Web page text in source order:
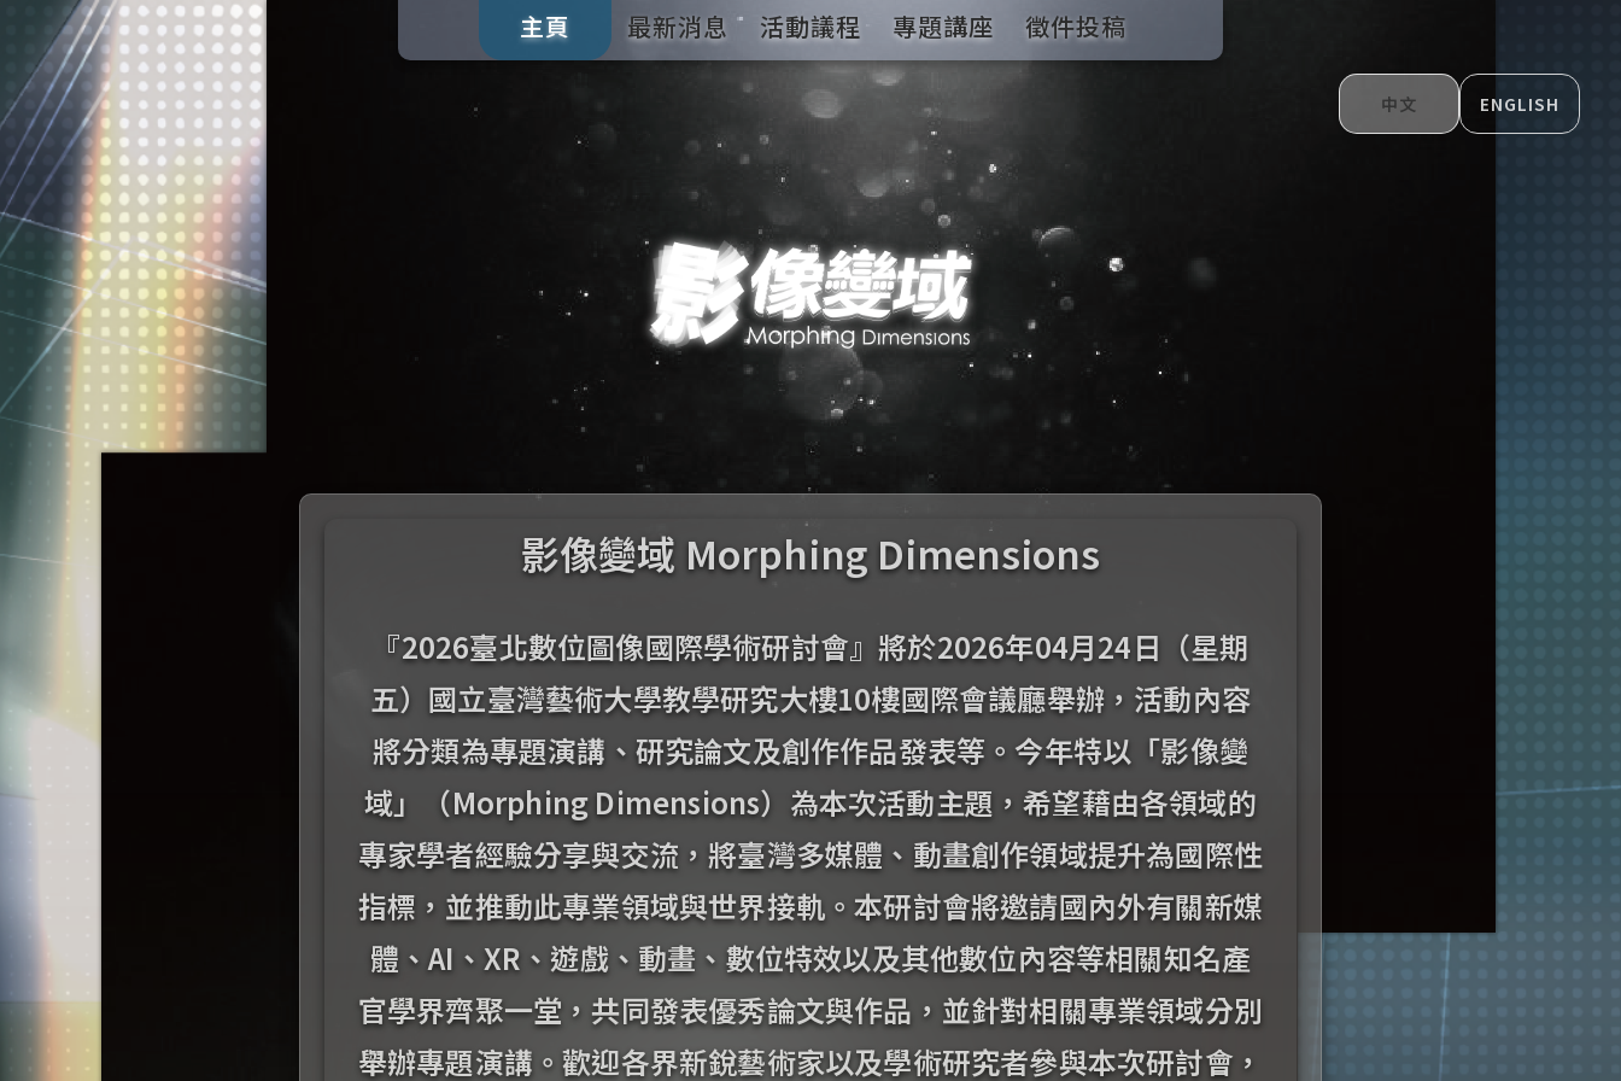
主頁 最新消息 活動議程 專題講座 徵件投稿
影像變域 Morphing Dimensions
『2026臺北數位圖像國際學術研討會』將於2026年04月24日（星期
五）國立臺灣藝術大學教學研究大樓10樓國際會議廳舉辦，活動內容
將分類為專題演講、研究論文及創作作品發表等。今年特以「影像變
域」（Morphing Dimensions）為本次活動主題，希望藉由各領域的
專家學者經驗分享與交流，將臺灣多媒體、動畫創作領域提升為國際性
指標，並推動此專業領域與世界接軌。本研討會將邀請國內外有關新媒
體、AI、XR、遊戲、動畫、數位特效以及其他數位內容等相關知名產
官學界齊聚一堂，共同發表優秀論文與作品，並針對相關專業領域分別
舉辦專題演講。歡迎各界新銳藝術家以及學術研究者參與本次研討會，
中文 ENGLISH